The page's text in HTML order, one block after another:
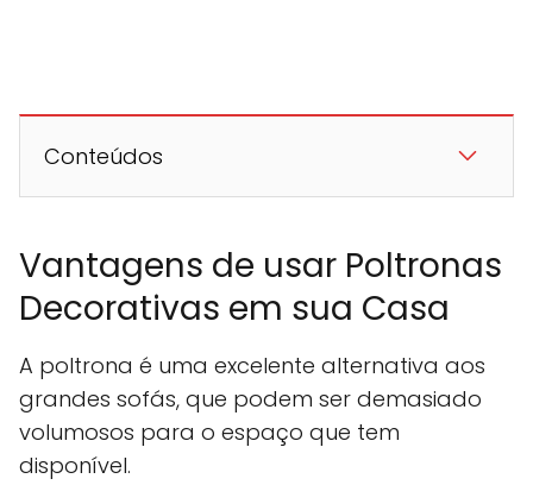
Conteúdos
Vantagens de usar Poltronas
Decorativas em sua Casa
A poltrona é uma excelente alternativa aos
grandes sofás, que podem ser demasiado
volumosos para o espaço que tem
disponível.